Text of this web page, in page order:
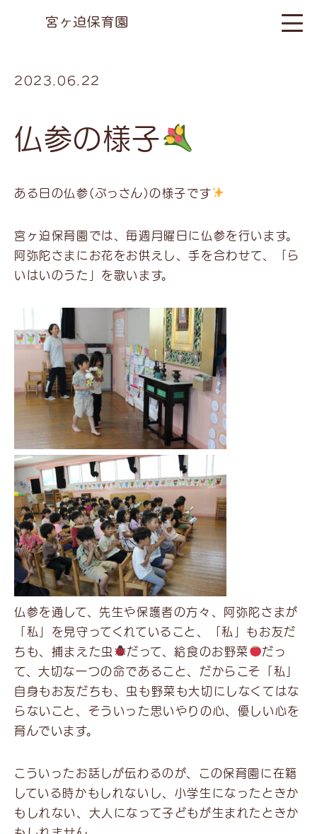
2023.06.22
仏参の様子
ある日の仏参(ぶっさん)の様子です
宮ヶ迫保育園では、毎週月曜日に仏参を行います。
阿弥陀さまにお花をお供えし、手を合わせて、「ら
いはいのうた」を歌います。
仏参を通して、先生や保護者の方々、阿弥陀さまが
「私」を見守ってくれていること、「私」もお友だ
ちも、捕まえた虫
だって、給食のお野菜
だっ
て、大切な一つの命であること、だからこそ「私」
自身もお友だちも、虫も野菜も大切にしなくてはな
らないこと、そういった思いやりの心、優しい心を
育んでいます。
こういったお話しが伝わるのが、この保育園に在籍
している時かもしれないし、小学生になったときか
もしれない、大人になって子どもが生まれたときか